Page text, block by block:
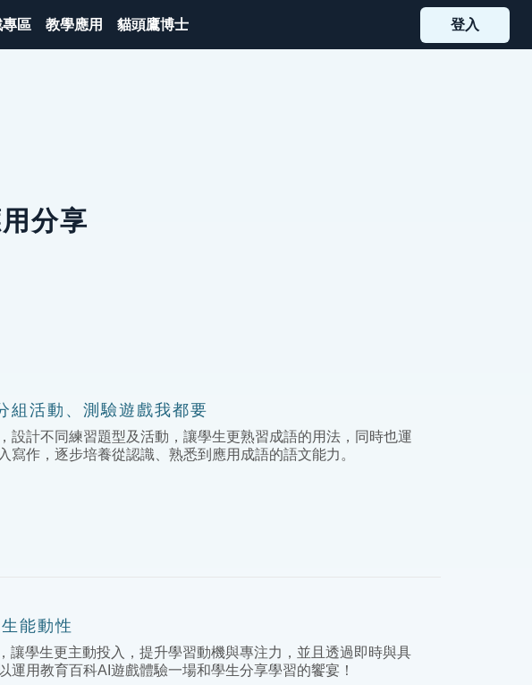
區 教學應用 貓頭鷹博士 登入
分享
組活動、測驗遊戲我都要
設計不同練習題型及活動，讓學生更熟習成語的用法，同時也運
作，逐步培養從認識、熟悉到應用成語的語文能力。
能動性
讓學生更主動投入，提升學習動機與專注力，並且透過即時與具
用教育百科AI遊戲體驗一場和學生分享學習的饗宴！